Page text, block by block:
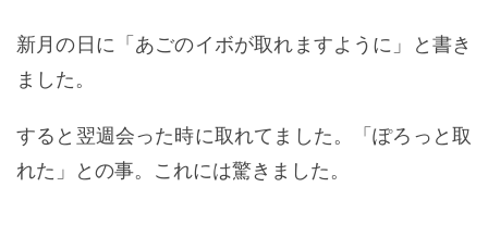
新月の日に「あごのイボが取れますように」と書き
ました。
すると翌週会った時に取れてました。「ぽろっと取
れた」との事。これには驚きました。